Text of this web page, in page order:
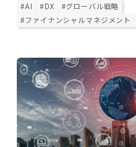
#AI #DX
#グローバル戦略
#ファイナンシャルマネジメント